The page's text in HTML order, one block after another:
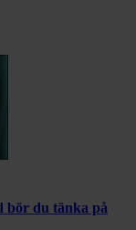
bör du tänka på